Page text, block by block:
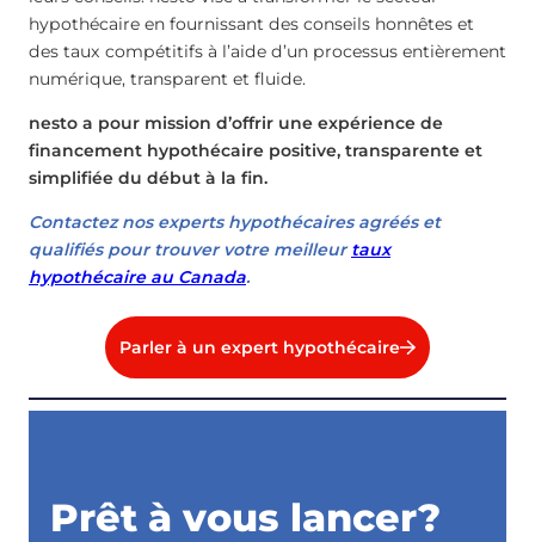
hypothécaire en fournissant des conseils honnêtes et
des taux compétitifs à l’aide d’un processus entièrement
numérique, transparent et fluide.
nesto a pour mission d’offrir une expérience de
financement hypothécaire positive, transparente et
simplifiée du début à la fin.
Contactez nos experts hypothécaires agréés et
qualifiés pour trouver votre meilleurtaux
hypothécaire au Canada.
Parler à un expert hypothécaire
Prêt à vous lancer?